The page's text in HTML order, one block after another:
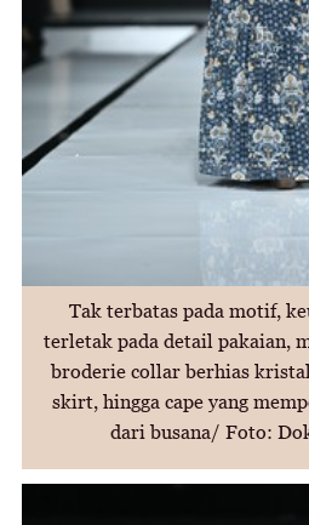
Tak terbatas pada motif,
terletak pada detail pakaian,
broderie collar berhias
skirt, hingga cape yang
dari busana/ Foto: